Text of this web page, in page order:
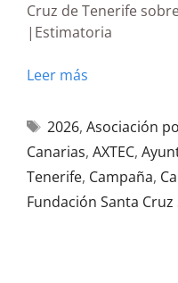
Cruz de Tenerife
|Estimatoria
Leer más
2026, Asociación
Canarias, AXTEC,
Tenerife, Campaña,
Fundación Santa